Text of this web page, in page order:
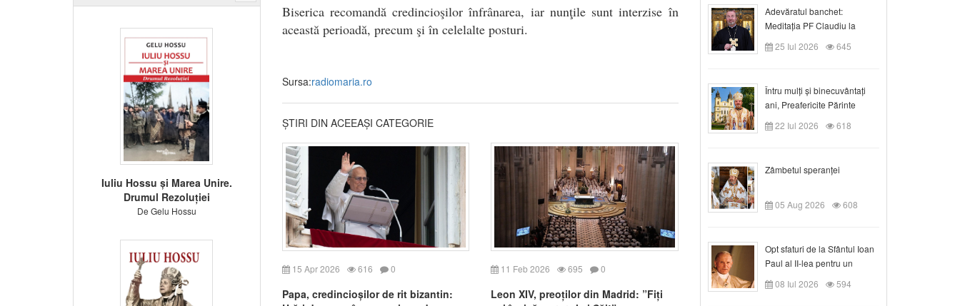
Iuliu Hossu și Marea Unire.
Drumul Rezoluției
De Gelu Hossu
Biserica recomandă credincioşilor înfrânarea, iar nunţile sunt interzise în
această perioadă, precum şi în celelalte posturi.
Sursa:radiomaria.ro
ȘTIRI DIN ACEEAȘI CATEGORIE
15 Apr 2026 616 0
Papa, credincioșilor de rit bizantin:
11 Feb 2026 695 0
Leon XIV, preoților din Madrid: ”Fiți
Adevăratul banchet:
Meditația PF Claudiu la
Duminica a VIII-a după
Rusalii
25 Iul 2026 645
Întru mulți și binecuvântați
ani, Preafericite Părinte
Claudiu!
22 Iul 2026 618
Zâmbetul speranței
05 Aug 2026 608
Opt sfaturi de la Sfântul Ioan
Paul al II-lea pentru un
creștin
08 Iul 2026 594